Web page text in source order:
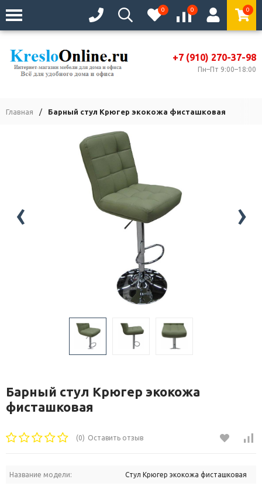
0 0 0
+7 (910) 270-37-98
Пн–Пт 9:00–18:00
Главная / Барный стул Крюгер экокожа фисташковая
‹ ›
Барный стул Крюгер экокожа
фисташковая
(0) Оставить отзыв
Название модели: Стул Крюгер экокожа фисташковая